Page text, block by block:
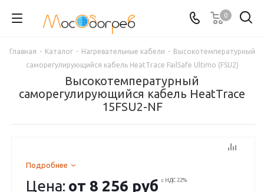
0
Главная - Каталог - Нагревательные кабели - Высокотемпературный
саморегулирующийся кабель HeatTrace FailSafe Ultimo (FSU2)
Высокотемпературный
саморегулирующийся кабель HeatTrace
15FSU2-NF
Подробнее
Цена: от 8 256 руб с НДС 22%